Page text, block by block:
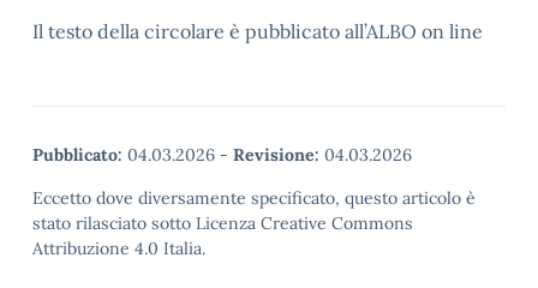
Il testo della circolare è pubblicato all’ALBO on line
Pubblicato: 04.03.2026 - Revisione: 04.03.2026
Eccetto dove diversamente specificato, questo articolo è
stato rilasciato sotto Licenza Creative Commons
Attribuzione 4.0 Italia.